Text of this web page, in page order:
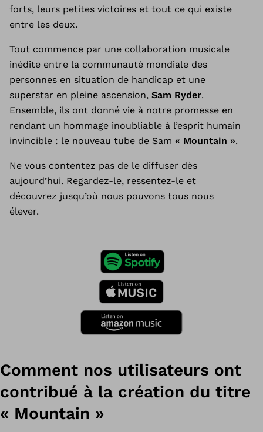
forts, leurs petites victoires et tout ce qui existe
entre les deux.
Tout commence par une collaboration musicale
inédite entre la communauté mondiale des
personnes en situation de handicap et une
superstar en pleine ascension, Sam Ryder.
Ensemble, ils ont donné vie à notre promesse en
rendant un hommage inoubliable à l’esprit humain
invincible : le nouveau tube de Sam « Mountain ».
Ne vous contentez pas de le diffuser dès
aujourd’hui. Regardez-le, ressentez-le et
découvrez jusqu’où nous pouvons tous nous
élever.
Comment nos utilisateurs ont
contribué à la création du titre
« Mountain »